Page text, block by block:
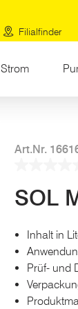
Filialfinder
Art.Nr.
Link
auf
SOL
Inhalt in
Prüf- und